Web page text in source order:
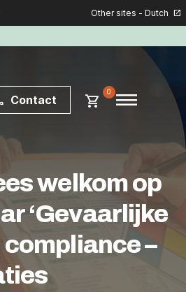
Other sites - Dutch open_in_new
Contact shopping_cart 0 menu
welkom op
‘Gevaarlijke
–